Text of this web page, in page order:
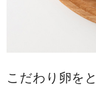
こだわり卵を